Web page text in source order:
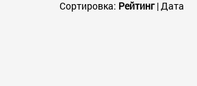
Сортировка: Рейтинг|Дата